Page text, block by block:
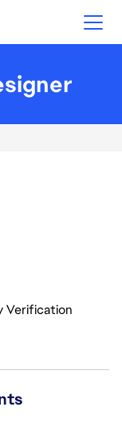
Verification